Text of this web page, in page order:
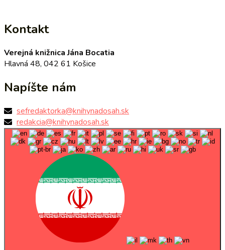
Kontakt
Verejná knižnica Jána Bocatia
Hlavná 48, 042 61 Košice
Napíšte nám
sefredaktorka@knihynadosah.sk
redakcia@knihynadosah.sk